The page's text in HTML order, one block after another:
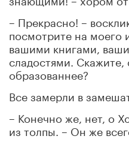
– Прекрасно! –
посмотрите на моего
вашими книгами,
сладостями. Скажите,
образованнее?
Все замерли в
– Конечно же, нет, о
из толпы. – Он же